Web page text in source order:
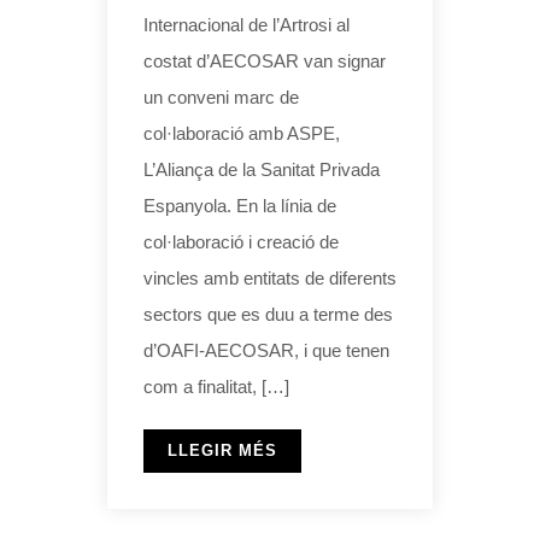
Internacional de l’Artrosi al
costat d’AECOSAR van signar
un conveni marc de
col·laboració amb ASPE,
L’Aliança de la Sanitat Privada
Espanyola. En la línia de
col·laboració i creació de
vincles amb entitats de diferents
sectors que es duu a terme des
d’OAFI-AECOSAR, i que tenen
com a finalitat, […]
LLEGIR MÉS